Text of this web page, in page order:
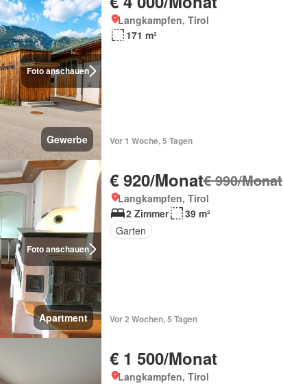
Foto anschauen
Gewerbe
Langkampfen, Tirol
171 m²
Vor 1 Woche, 5 Tagen
Foto anschauen
Apartment
€ 920/Monat€ 990/Monat
Langkampfen, Tirol
2 Zimmer
39 m²
Garten
Vor 2 Wochen, 5 Tagen
€ 1 500/Monat
Langkampfen, Tirol